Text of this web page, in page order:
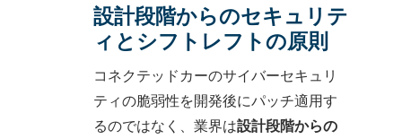
設計段階からのセキュリテ
ィとシフトレフトの原則
コネクテッドカーのサイバーセキュリ
ティの脆弱性を開発後にパッチ適用す
るのではなく、業界は設計段階からの